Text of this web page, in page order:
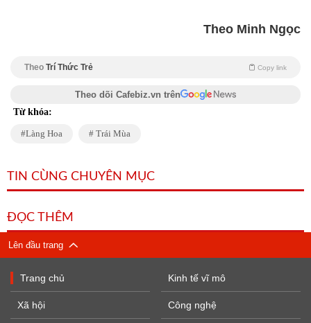
Theo Minh Ngọc
Theo Trí Thức Trẻ Copy link
Theo dõi Cafebiz.vn trên
Từ khóa:
Làng Hoa Trái Mùa
TIN CÙNG CHUYÊN MỤC
ĐỌC THÊM
Lên đầu trang
Trang chủ
Xã hội
Kinh tế vĩ mô
Công nghệ